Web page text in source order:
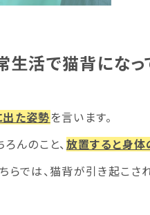
生活で猫背になっ
出た姿勢を言います。
んのこと、 放置すると身
では、猫背が引き起こさ